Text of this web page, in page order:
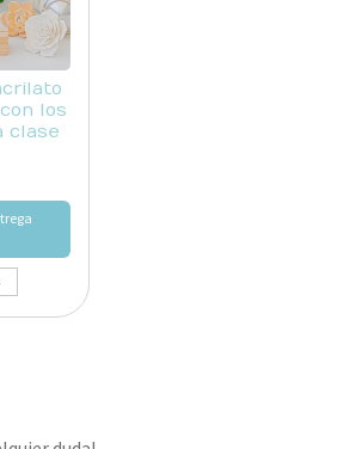
los
clase